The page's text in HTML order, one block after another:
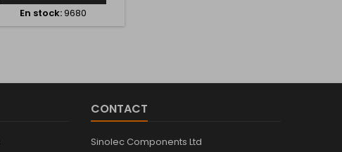
En stock:9680
CONTACT
Sinolec Components Ltd